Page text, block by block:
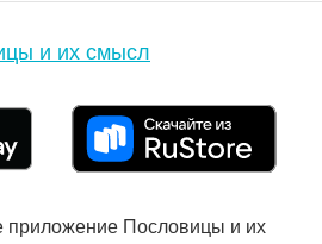
и их смысл
приложение Пословицы и их